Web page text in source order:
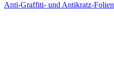
Anti-Graffiti- und Antikratz-Folien